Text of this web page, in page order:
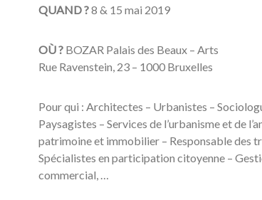
QUAND ?8 & 15 mai 2019
OÙ ?BOZAR Palais des Beaux – Arts
Rue Ravenstein, 23 – 1000 Bruxelles
Pour qui : Architectes – Urbanistes –
Paysagistes – Services de l’urbanisme et de
patrimoine et immobilier – Responsable des
Spécialistes en participation citoyenne –
commercial, …